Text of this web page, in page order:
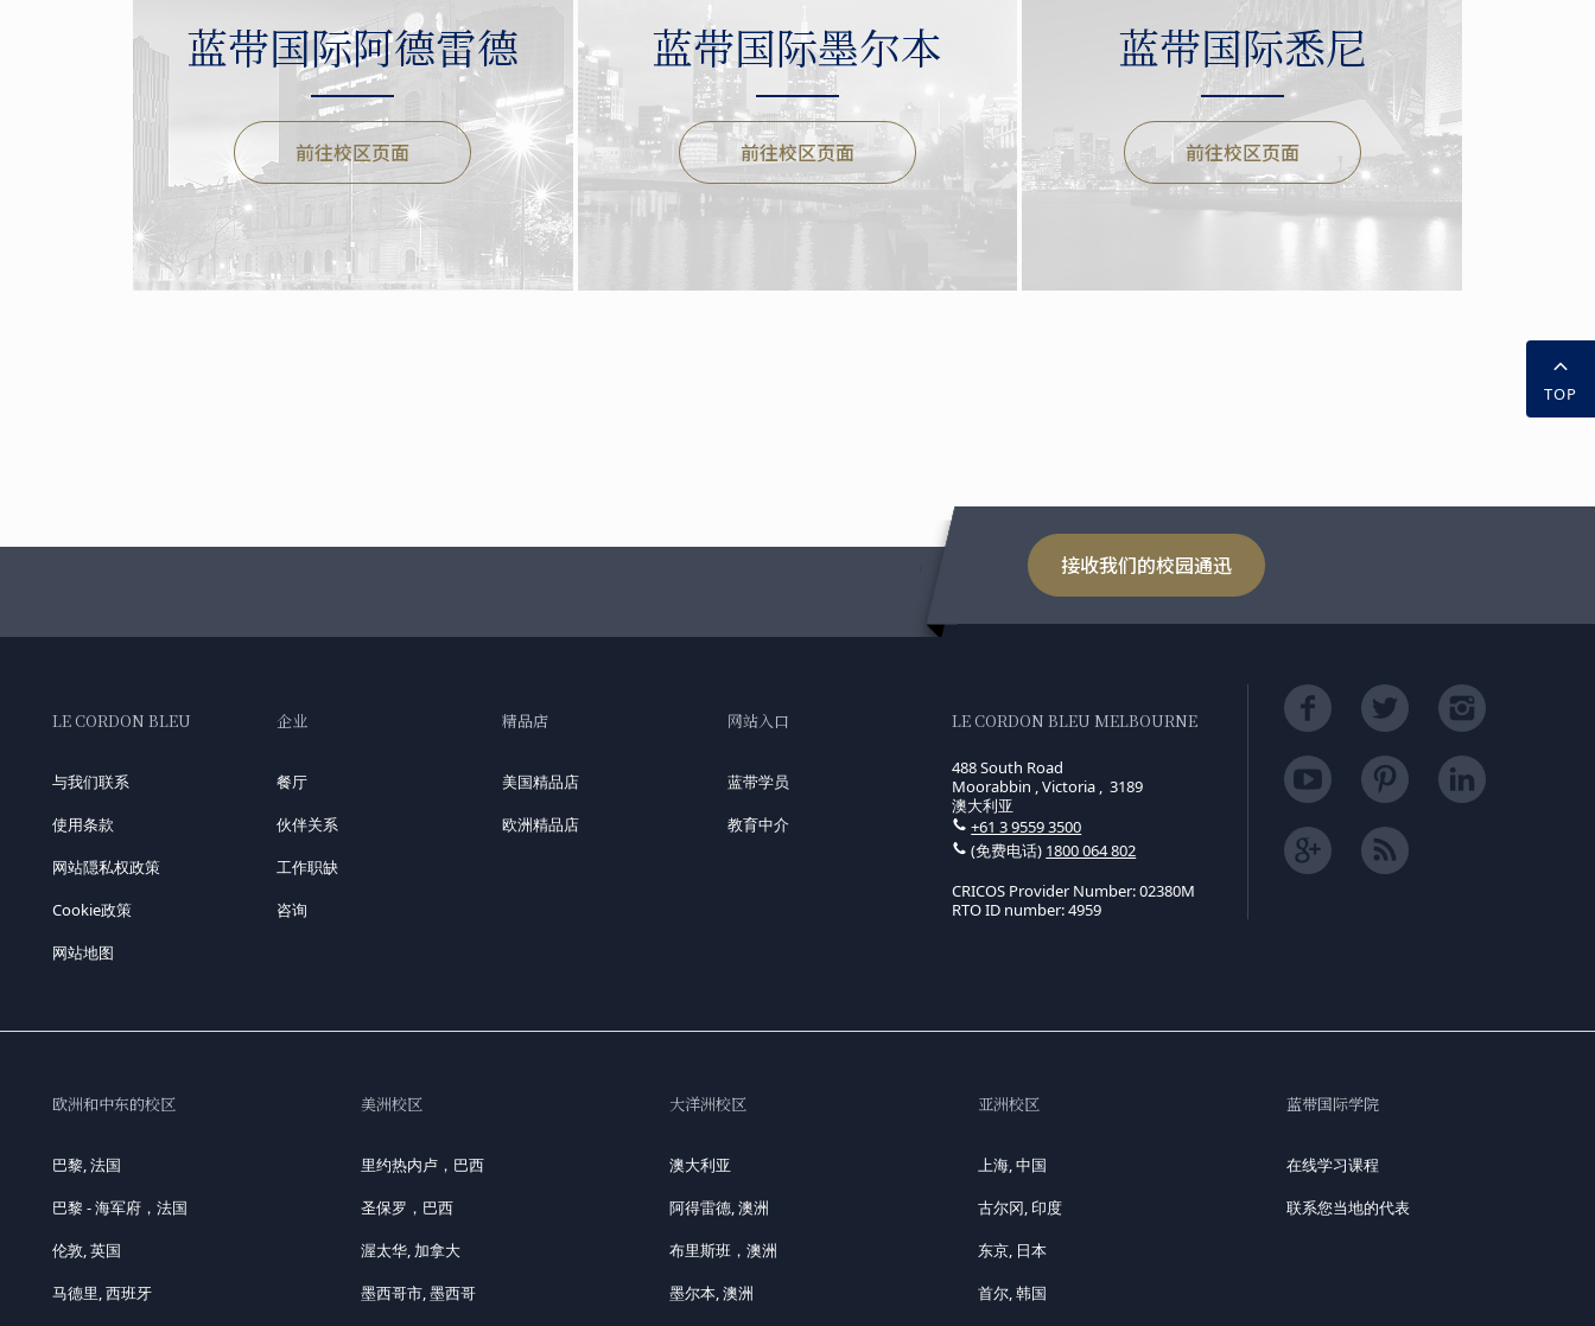
蓝带国际阿德雷德
前往校区页面
蓝带国际墨尔本
前往校区页面
蓝带国际悉尼
前往校区页面
接收我们的校园通迅
TOP
LE CORDON BLEU
与我们联系
使用条款
网站隠私权政策
Cookie政策
网站地图
企业
餐厅
伙伴关系
工作职缺
咨询
精品店
美国精品店
欧洲精品店
网站入口
蓝带学员
教育中介
LE CORDON BLEU MELBOURNE
488 South Road
Moorabbin , Victoria , 3189
澳大利亚
+61 3 9559 3500
(免费电话) 1800 064 802
CRICOS Provider Number: 02380M
RTO ID number: 4959
欧洲和中东的校区
巴黎, 法国
巴黎 - 海军府，法国
伦敦, 英国
马德里, 西班牙
美洲校区
里约热内卢，巴西
圣保罗，巴西
渥太华, 加拿大
墨西哥市, 墨西哥
大洋洲校区
澳大利亚
阿得雷德, 澳洲
布里斯班，澳洲
墨尔本, 澳洲
亚洲校区
上海, 中国
古尔冈, 印度
东京, 日本
首尔, 韩国
蓝带国际学院
在线学习课程
联系您当地的代表